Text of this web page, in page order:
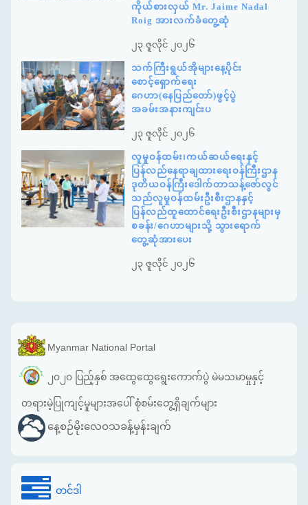
ကိုယ်စားလှယ် Mr. Jaime Nadal
Roig အားလက်ခံတွေ့ဆုံ
၂၃ ဇူလိုင် ၂၀၂၆
သက်ကြီးရွယ်အိုများနေ့ပိုင်း
စောင့်ရှောက်ရေး
ဂေဟာ(နေပြည်တော်)ဖွင့်ပွဲ
အခမ်းအနားကျင်းပ
၂၃ ဇူလိုင် ၂၀၂၆
လူမှုဝန်ထမ်း၊ကယ်ဆယ်ရေးနှင့်
ပြန်လည်နေရာချထားရေးဝန်ကြီးဌာန
ဒုတိယဝန်ကြီးဒေါက်တာသန့်ဇော်လွင်
သည်လူမှုဝန်ထမ်းဦးစီးဌာနနှင့်
ပြန်လည်ထူထောင်ရေးဦးစီးဌာနများမှ
စခန်း/ဂေဟာများသို့ သွားရောက်
တွေ့ဆုံအားပေး
၂၃ ဇူလိုင် ၂၀၂၆
Myanmar National Portal
၂၀၂၀ ပြည့်နှစ် အထွေထွေရွေးကောက်ပွဲ မဲမသမာမှုနှင့်
တရားမဲ့ပြုကျင့်မှုများအပေါ် စုံစမ်းတွေ့ရှိချက်များ
နေ့စဉ်မိုးလေဝသခန့်မှန်းချက်
တင်ဒါ